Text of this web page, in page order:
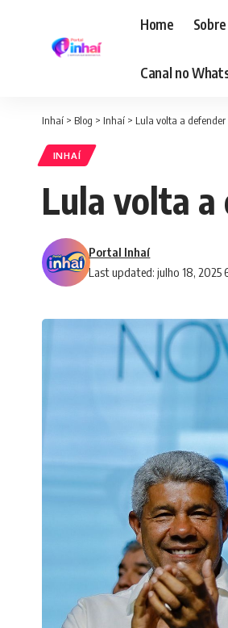
Home Sobre
Canal no
Inhaí > Blog > Inhaí > Lula volta a defender
INHAÍ
Lula volta a
Last updated: julho 18, 2025
Portal Inhaí